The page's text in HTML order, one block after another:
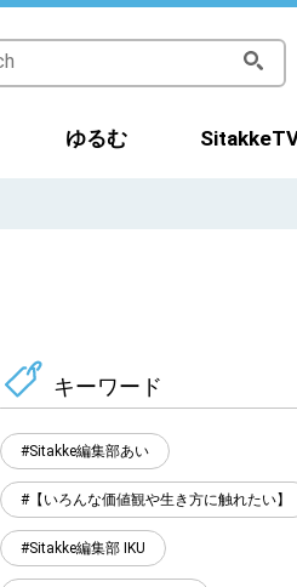
ゆるむ
キーワード
Sitakke編集部あい
【いろんな価値観や生き方に触れたい】
Sitakke編集部 IKU